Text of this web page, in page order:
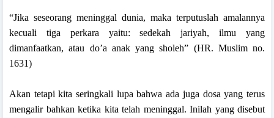
“Jika seseorang meninggal dunia, maka terputuslah amalannya
kecuali tiga perkara yaitu: sedekah jariyah, ilmu yang
dimanfaatkan, atau do’a anak yang sholeh” (HR. Muslim no.
1631)
Akan tetapi kita seringkali lupa bahwa ada juga dosa yang terus
mengalir bahkan ketika kita telah meninggal. Inilah yang disebut